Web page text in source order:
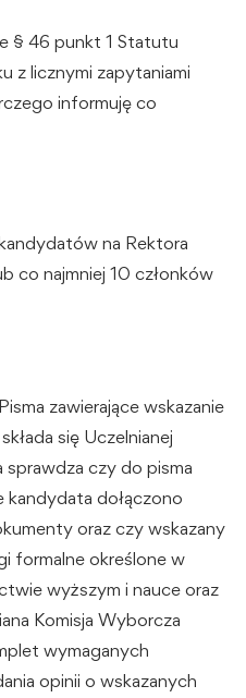
46 punkt 1 Statutu
z licznymi zapytaniami
informuję co
na Rektora
co najmniej 10 członków
zawierające wskazanie
się Uczelnianej
czy do pisma
kandydata dołączono
oraz czy wskazany
formalne określone w
wyższym i nauce oraz
Komisja Wyborcza
wymaganych
opinii o wskazanych